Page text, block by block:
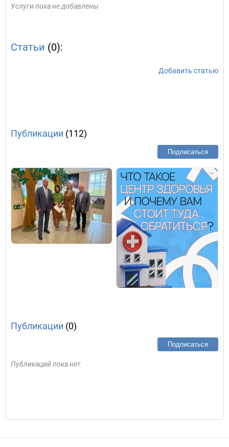
Услуги пока не добавлены
Статьи (0):
Добавить статью
Публикации (112)
Подписаться
Публикации (0)
Подписаться
Публикаций пока нет